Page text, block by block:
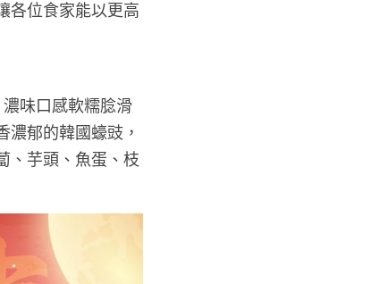
各位食家能以更高
味口感軟糯腍滑
郁的韓國蠔豉，
、芋頭、魚蛋、枝